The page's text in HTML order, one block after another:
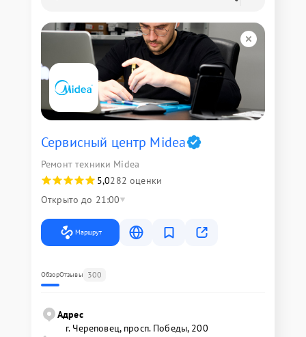
Сервисный центр Midea
Ремонт техники Midea
5,0282 оценки
Открыто до 21:00
Маршрут
ОбзорОтзывы 300
Адрес
г. Череповец, просп. Победы, 200